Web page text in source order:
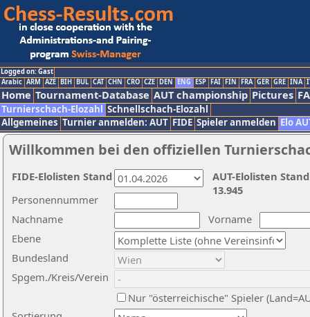
Logged on: Gast
Arabic ARM AZE BIH BUL CAT CHN CRO CZE DEN ENG ESP FAI FIN FRA GER GRE INA
Home Tournament-Database AUT championship Pictures
Turnierschach-Elozahl Schnellschach-Elozahl
Allgemeines Turnier anmelden: AUT FIDE Spieler anmelden Elo
Willkommen bei den offiziellen
Nachname
Vorname
Ebene
Personennummer
Bundesland
Spgem./Kreis/Verein
Nur "österreichische" Spieler
AUT-Elolisten
13.945
FIDE-Elolisten Stand